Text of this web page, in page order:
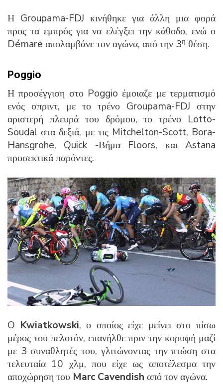
Η Groupama-FDJ κινήθηκε για άλλη μια φορά
προς τα εμπρός για να ελέγξει την κάθοδο, ενώ ο
Démare απολαμβάνε τον αγώνα, από την 3η θέση.
Poggio
Η προσέγγιση στο Poggio έμοιαζε με τερματισμό
ενός σπριντ, με το τρένο Groupama-FDJ στην
αριστερή πλευρά του δρόμου, το τρένο Lotto-
Soudal στα δεξιά, με τις Mitchelton-Scott, Bora-
Hansgrohe, Quick -Βήμα Floors, και Astana
προσεκτικά παρόντες.
O Kwiatkowski, ο οποίος είχε μείνει στο πίσω
μέρος του πελοτόν, επανήλθε πριν την κορυφή μαζί
με 3 συναθλητές του, γλιτώνοντας την πτώση στα
τελευταία 10 χλμ, που είχε ως αποτέλεσμα την
αποχώρηση του Marc Cavendish από τον αγώνα.